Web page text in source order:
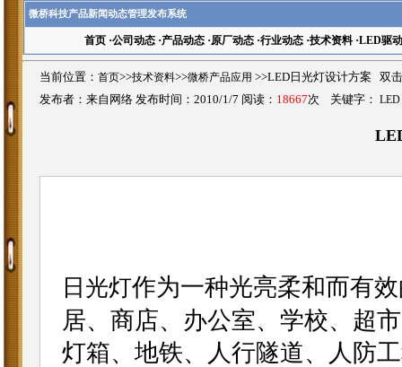
微桥科技产品新闻动态管理发布系统
首页·公司动态·产品动态·原厂动态·行业动态·技术资料·LED驱动
当前位置： 首页>>技术资料>>微桥产品应用 >>LED日光灯设计方案 双
发布者：来自网络 发布时间：2010/1/7 阅读： 18667次 关键字：
日光灯作为一种光亮柔和而有
居、商店、办公室、学校、超
灯箱、地铁、人行隧道、人防